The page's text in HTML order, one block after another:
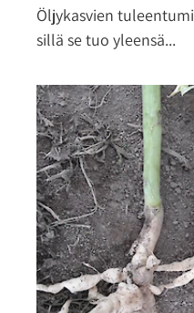
Öljykasvien
sillä se tuo yleensä...